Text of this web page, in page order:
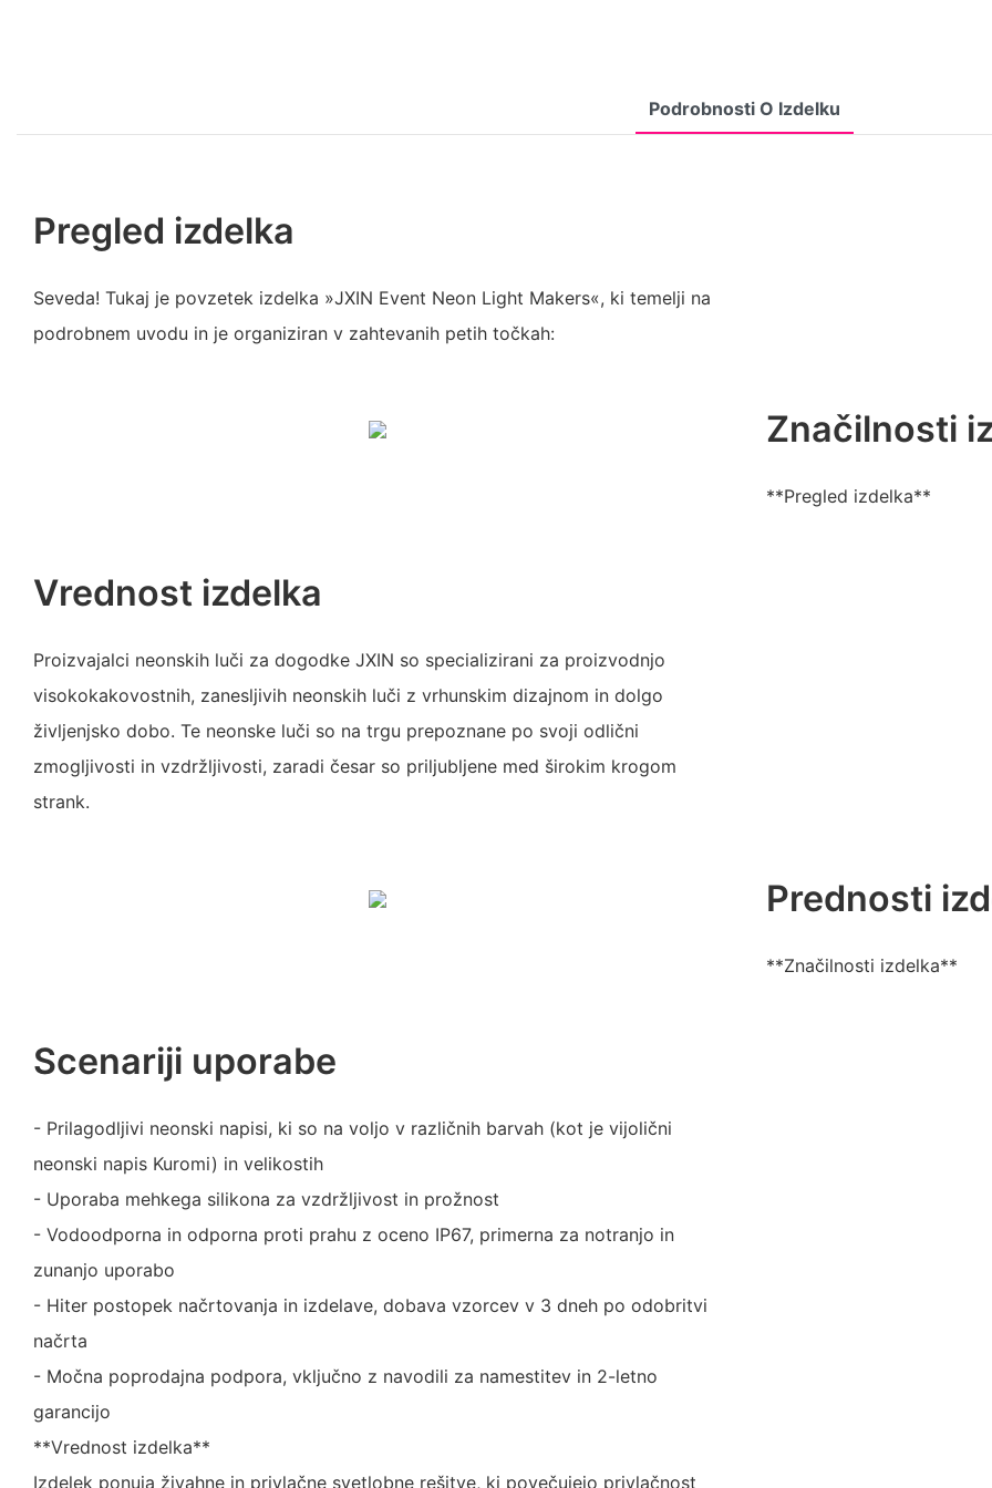
Podrobnosti O Izdelku
Pregled izdelka
Seveda! Tukaj je povzetek izdelka »JXIN Event Neon Light Makers«, ki temelji na
podrobnem uvodu in je organiziran v zahtevanih petih točkah:
Značilnosti
**Pregled izdelka**
Vrednost izdelka
Proizvajalci neonskih luči za dogodke JXIN so specializirani za proizvodnjo
visokokakovostnih, zanesljivih neonskih luči z vrhunskim dizajnom in dolgo
življenjsko dobo. Te neonske luči so na trgu prepoznane po svoji odlični
zmogljivosti in vzdržljivosti, zaradi česar so priljubljene med širokim krogom
strank.
Prednosti
**Značilnosti izdelka**
Scenariji uporabe
- Prilagodljivi neonski napisi, ki so na voljo v različnih barvah (kot je vijolični
neonski napis Kuromi) in velikostih
- Uporaba mehkega silikona za vzdržljivost in prožnost
- Vodoodporna in odporna proti prahu z oceno IP67, primerna za notranjo in
zunanjo uporabo
- Hiter postopek načrtovanja in izdelave, dobava vzorcev v 3 dneh po odobritvi
načrta
- Močna poprodajna podpora, vključno z navodili za namestitev in 2-letno
garancijo
**Vrednost izdelka**
Izdelek ponuja živahne in privlačne svetlobne rešitve, ki povečujejo privlačnost